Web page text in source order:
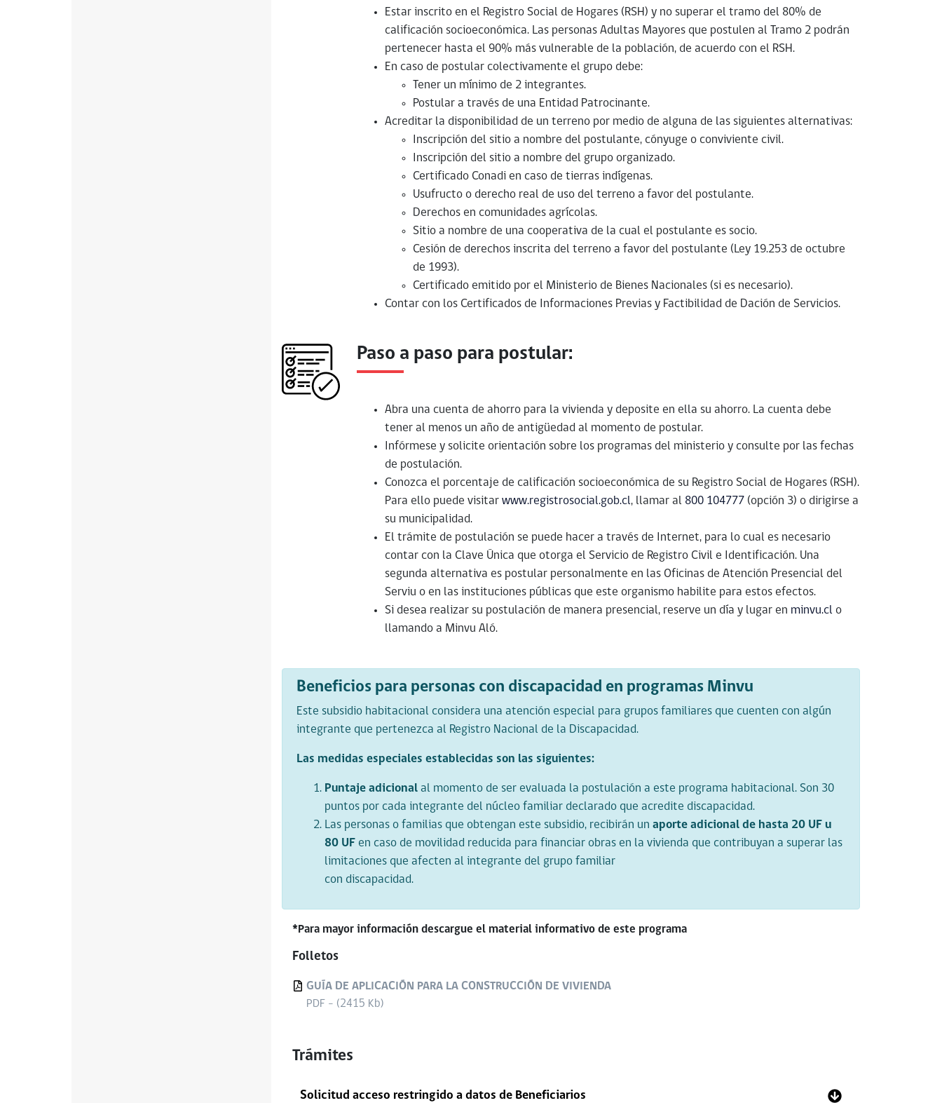
Estar inscrito en el Registro Social de Hogares (RSH) y no superar el tramo del 80% de
calificación socioeconómica. Las personas Adultas Mayores que postulen al Tramo 2 podrán
pertenecer hasta el 90% más vulnerable de la población, de acuerdo con el RSH.
En caso de postular colectivamente el grupo debe:
Tener un mínimo de 2 integrantes.
Postular a través de una Entidad Patrocinante.
Acreditar la disponibilidad de un terreno por medio de alguna de las siguientes alternativas:
Inscripción del sitio a nombre del postulante, cónyuge o conviviente civil.
Inscripción del sitio a nombre del grupo organizado.
Certificado Conadi en caso de tierras indígenas.
Usufructo o derecho real de uso del terreno a favor del postulante.
Derechos en comunidades agrícolas.
Sitio a nombre de una cooperativa de la cual el postulante es socio.
Cesión de derechos inscrita del terreno a favor del postulante (Ley 19.253 de octubre
de 1993).
Certificado emitido por el Ministerio de Bienes Nacionales (si es necesario).
Contar con los Certificados de Informaciones Previas y Factibilidad de Dación de Servicios.
Paso a paso para postular:
Abra una cuenta de ahorro para la vivienda y deposite en ella su ahorro. La cuenta debe
tener al menos un año de antigüedad al momento de postular.
Infórmese y solicite orientación sobre los programas del ministerio y consulte por las fechas
de postulación.
Conozca el porcentaje de calificación socioeconómica de su Registro Social de Hogares (RSH).
Para ello puede visitarwww.registrosocial.gob.cl, llamar al 800 104777 (opción 3) o dirigirse a
su municipalidad.
El trámite de postulación se puede hacer a través de Internet, para lo cual es necesario
contar con la Clave Única que otorga el Servicio de Registro Civil e Identificación. Una
segunda alternativa es postular personalmente en las Oficinas de Atención Presencial del
Serviu o en las instituciones públicas que este organismo habilite para estos efectos.
Si desea realizar su postulación de manera presencial, reserve un día y lugar en minvu.cl o
llamando a Minvu Aló.
Beneficios para personas con discapacidad en programas Minvu
Este subsidio habitacional considera una atención especial para grupos familiares que cuenten con algún
integrante que pertenezca al Registro Nacional de la Discapacidad.
Las medidas especiales establecidas son las siguientes:
Puntaje adicional al momento de ser evaluada la postulación a este programa habitacional. Son 30
puntos por cada integrante del núcleo familiar declarado que acredite discapacidad.
Las personas o familias que obtengan este subsidio, recibirán un aporte adicional de hasta 20 UF u
80 UF en caso de movilidad reducida para financiar obras en la vivienda que contribuyan a superar las
limitaciones que afecten al integrante del grupo familiar
con discapacidad.
*Para mayor información descargue el material informativo de este programa
Folletos
GUÍA DE APLICACIÓN PARA LA CONSTRUCCIÓN DE VIVIENDA
PDF - (2415 Kb)
Trámites
Solicitud acceso restringido a datos de Beneficiarios